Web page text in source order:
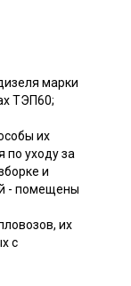
марки
ТЭП60;
их
по уходу за
и
- помещены
их
с